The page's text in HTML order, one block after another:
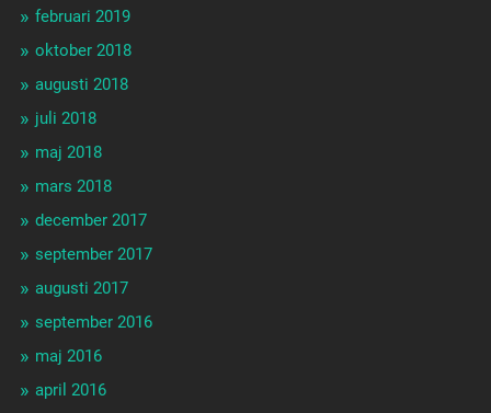
februari 2019
oktober 2018
augusti 2018
juli 2018
maj 2018
mars 2018
december 2017
september 2017
augusti 2017
september 2016
maj 2016
april 2016